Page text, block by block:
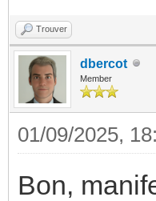
Trouver
dbercot
Member
01/09/2025,
Bon,